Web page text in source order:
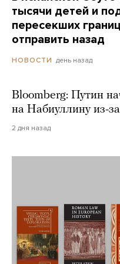
тысячи детей и
пересекших
отправить назад
НОВОСТИ день назад
Bloomberg: Путин
на Набиуллину из-
2 дня назад